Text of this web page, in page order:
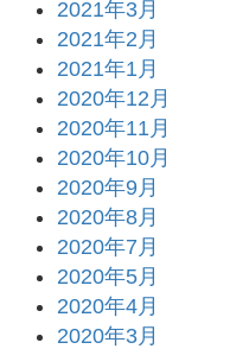
2021年3月
2021年2月
2021年1月
2020年12月
2020年11月
2020年10月
2020年9月
2020年8月
2020年7月
2020年5月
2020年4月
2020年3月